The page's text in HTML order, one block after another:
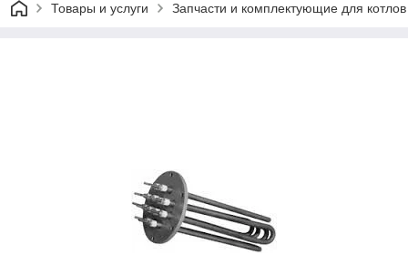
Товары и услуги Запчасти и комплектующие для